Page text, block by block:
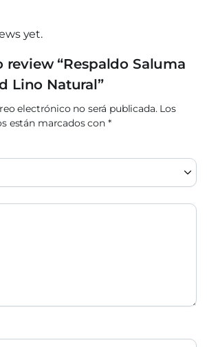
yet.
review “Respaldo Saluma
Lino Natural”
electrónico no será publicada. Los
están marcados con *